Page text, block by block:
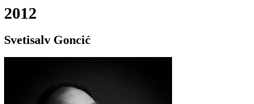
2012
Svetisalv Goncić